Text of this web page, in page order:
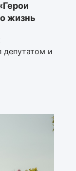
жизнь
депутатом и